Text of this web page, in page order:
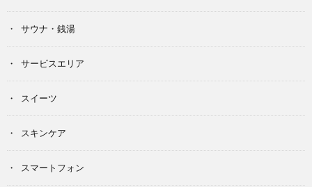
サウナ・銭湯
サービスエリア
スイーツ
スキンケア
スマートフォン